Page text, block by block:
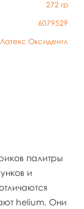
272 гр
6079529
Латекс Оксидентл
палитры
и
helium. Они